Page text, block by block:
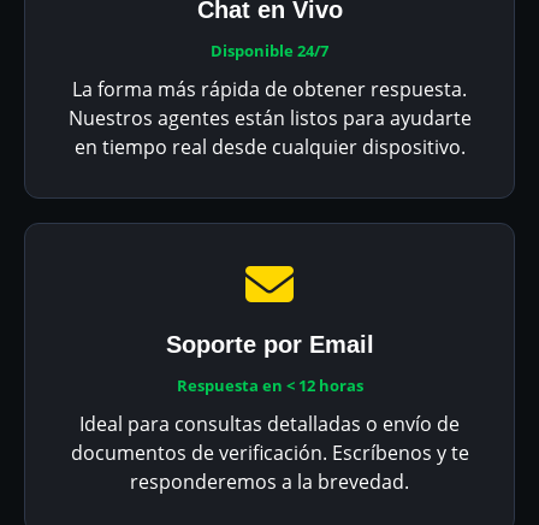
Chat en Vivo
Disponible 24/7
La forma más rápida de obtener respuesta.
Nuestros agentes están listos para ayudarte
en tiempo real desde cualquier dispositivo.
Soporte por Email
Respuesta en < 12 horas
Ideal para consultas detalladas o envío de
documentos de verificación. Escríbenos y te
responderemos a la brevedad.